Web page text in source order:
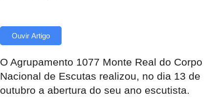
Ouvir Artigo
O Agrupamento 1077 Monte Real do Corpo
Nacional de Escutas realizou, no dia 13 de
outubro a abertura do seu ano escutista.